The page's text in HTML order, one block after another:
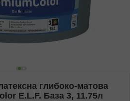
глибоко-матова
E.L.F. База 3, 11.75л